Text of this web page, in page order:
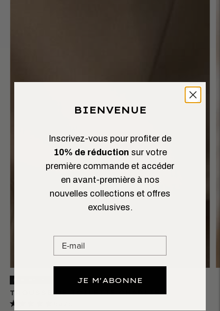
BEST SELLER
TROUSSE DE TOILETTE CHARLIE
BIENVENUE
Inscrivez-vous pour profiter de
10% de réduction sur votre
première commande et accéder
en avant-première à nos
nouvelles collections et offres
exclusives.
JE M'ABONNE